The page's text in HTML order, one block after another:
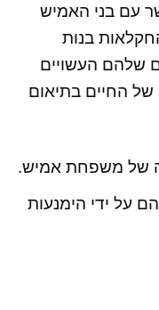
עם בני האמיש
בנות
שלהם העשויים
של החיים בתיאום
של משפחת אמיש.
על ידי הימנעות